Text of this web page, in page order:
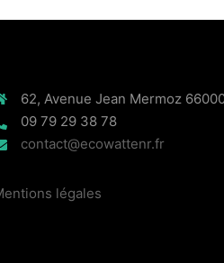
62, Avenue Jean Mermoz
09 79 29 38 78
contact@ecowattenr.fr
légales